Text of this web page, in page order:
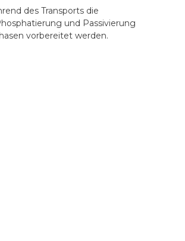
des Transports die
und Passivierung
vorbereitet werden.